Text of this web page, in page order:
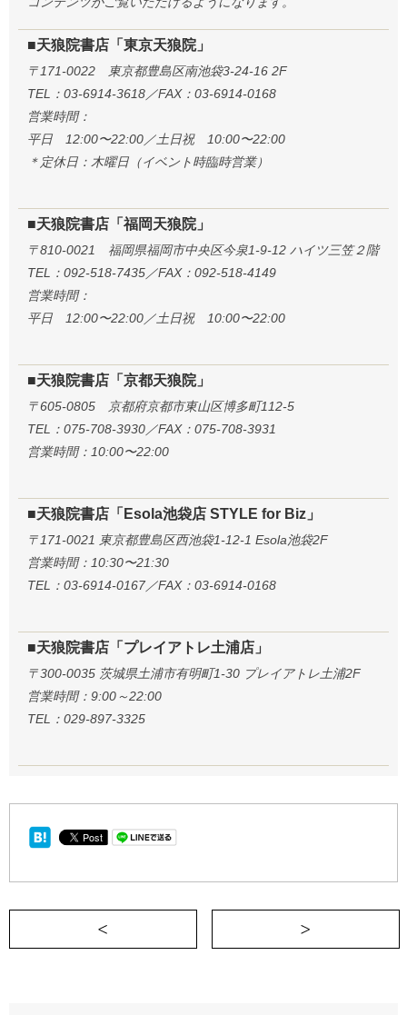
■天狼院書店「東京天狼院」
〒171-0022 東京都豊島区南池袋3-24-16 2F
TEL：03-6914-3618／FAX：03-6914-0168
営業時間：
平日 12:00〜22:00／土日祝 10:00〜22:00
＊定休日：木曜日（イベント時臨時営業）
■天狼院書店「福岡天狼院」
〒810-0021 福岡県福岡市中央区今泉1-9-12 ハイツ三笠２階
TEL：092-518-7435／FAX：092-518-4149
営業時間：
平日 12:00〜22:00／土日祝 10:00〜22:00
■天狼院書店「京都天狼院」
〒605-0805 京都府京都市東山区博多町112-5
TEL：075-708-3930／FAX：075-708-3931
営業時間：10:00〜22:00
■天狼院書店「Esola池袋店 STYLE for Biz」
〒171-0021 東京都豊島区西池袋1-12-1 Esola池袋2F
営業時間：10:30〜21:30
TEL：03-6914-0167／FAX：03-6914-0168
■天狼院書店「プレイアトレ土浦店」
〒300-0035 茨城県土浦市有明町1-30 プレイアトレ土浦2F
営業時間：9:00～22:00
TEL：029-897-3325
＜ ２４時間戦う世代の現代社会を生きる